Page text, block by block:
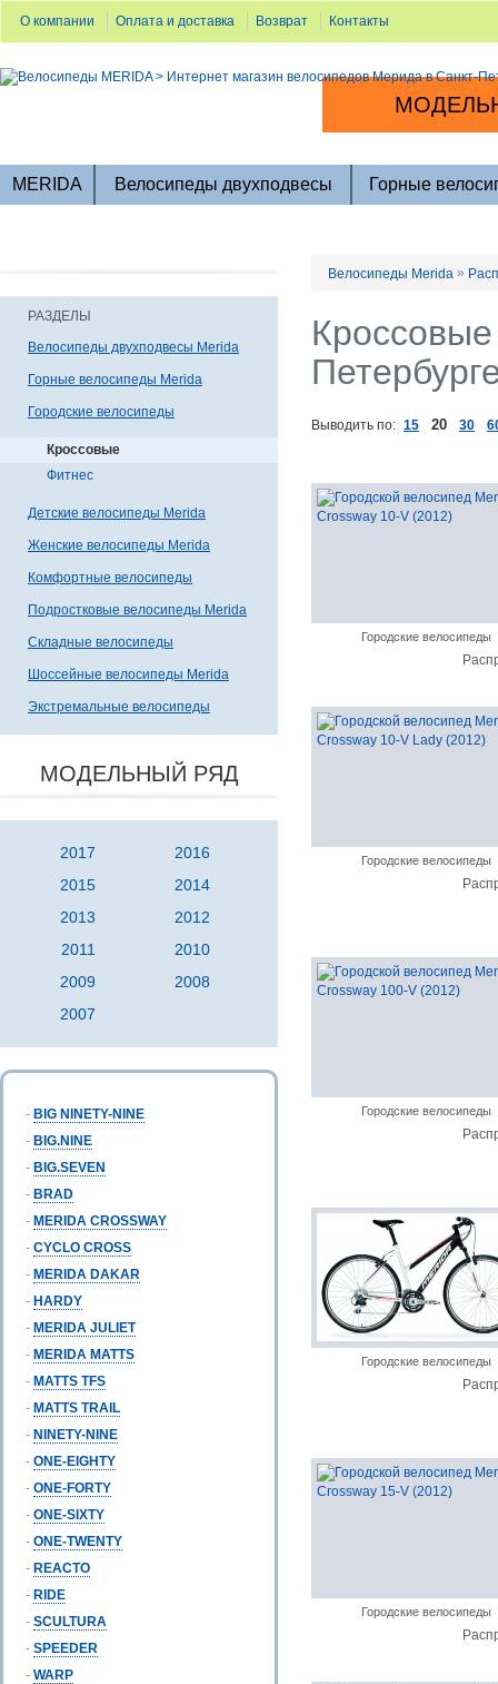
О компании Оплата и доставка Возврат Контакты
MERIDA Велосипеды двухподвесы Горные
РАЗДЕЛЫ
Велосипеды двухподвесы Merida
Горные велосипеды Merida
Городские велосипеды
Кроссовые
Фитнес
Детские велосипеды Merida
Женские велосипеды Merida
Комфортные велосипеды
Подростковые велосипеды Merida
Складные велосипеды
Шоссейные велосипеды Merida
Экстремальные велосипеды
МОДЕЛЬНЫЙ РЯД
2017
2016
2015
2014
2013
2012
2011
2010
2009
2008
2007
- BIG NINETY-NINE
- BIG.NINE
- BIG.SEVEN
- BRAD
- MERIDA CROSSWAY
- CYCLO CROSS
- MERIDA DAKAR
- HARDY
- MERIDA JULIET
- MERIDA MATTS
- MATTS TFS
- MATTS TRAIL
- NINETY-NINE
- ONE-EIGHTY
- ONE-FORTY
- ONE-SIXTY
- ONE-TWENTY
- REACTO
- RIDE
- SCULTURA
- SPEEDER
- WARP
Велосипеды Merida »
Выводить по: 15 20 30
Городские велосипеды
Городские велосипеды
Городские велосипеды
Городские велосипеды
Городские велосипеды